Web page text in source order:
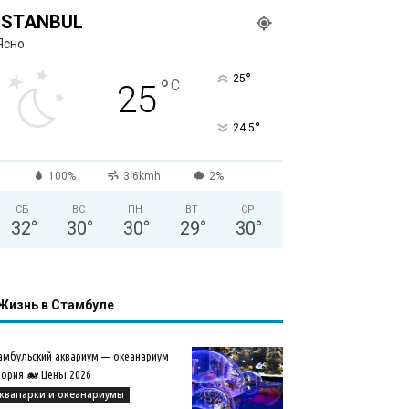
25°C 25°
24.5°
100% 3.6kmh 2%
СБ
32°
ВС
30°
ПН
30°
ВТ
29°
СР
30°
в Стамбуле
аквариум — океанариум
🐋 Цены 2026
и океанариумы